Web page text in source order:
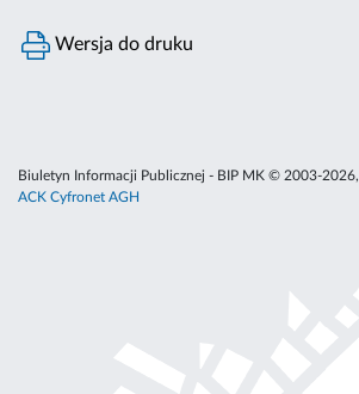
Wersja do druku
Biuletyn Informacji Publicznej - BIP MK © 2003-2026,
ACK Cyfronet AGH